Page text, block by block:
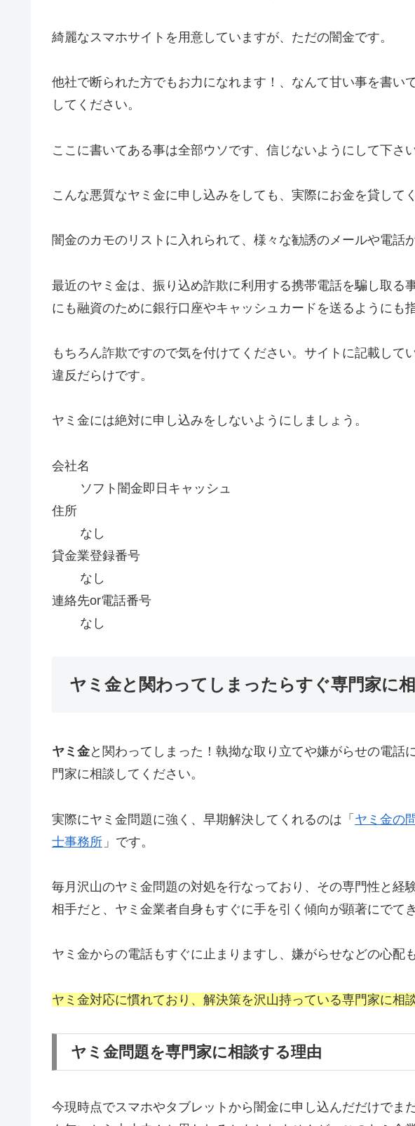
綺麗なスマホサイトを用意していますが、ただの闇金です。
他社で断られた方でもお力になれます！、なんて甘い事を書い
してください。
ここに書いてある事は全部ウソです、信じないようにして下さい
こんな悪質なヤミ金に申し込みをしても、実際にお金を貸して
闇金のカモのリストに入れられて、様々な勧誘のメールや電話
最近のヤミ金は、振り込め詐欺に利用する携帯電話を騙し取る
にも融資のために銀行口座やキャッシュカードを送るようにも
もちろん詐欺ですので気を付けてください。サイトに記載して
違反だらけです。
ヤミ金には絶対に申し込みをしないようにしましょう。
会社名
ソフト闇金即日キャッシュ
住所
なし
貸金業登録番号
なし
連絡先or電話番号
なし
ヤミ金と関わってしまったらすぐ専門家に
ヤミ金と関わってしまった！執拗な取り立てや嫌がらせの電話
門家に相談してください。
実際にヤミ金問題に強く、早期解決してくれるのは「 ヤミ金の
士事務所 」です。
毎月沢山のヤミ金問題の対処を行なっており、その専門性と経
相手だと、ヤミ金業者自身もすぐに手を引く傾向が顕著にでて
ヤミ金からの電話もすぐに止まりますし、嫌がらせなどの心配
ヤミ金対応に慣れており、解決策を沢山持っている専門家に相
ヤミ金問題を専門家に相談する理由
今現時点でスマホやタブレットから闇金に申し込んだだけでま